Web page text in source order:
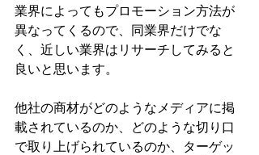
業界によってもプロモーション方法が
異なってくるので、同業界だけでな
く、近しい業界はリサーチしてみると
良いと思います。
他社の商材がどのようなメディアに掲
載されているのか、どのような切り口
で取り上げられているのか、ターゲッ